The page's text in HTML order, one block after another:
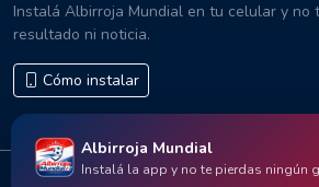
Instalá Albirroja Mundial en tu celular y no
resultado ni noticia.
Cómo instalar
© 2026 Albirroja Mundial · Hecho
Albirroja Mundial
Instalá la app y no te pierdas ningún